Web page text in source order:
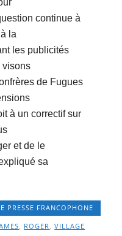
continue à
la
les publicités
visons
de Fugues
à un correctif sur
et de le
sa
PRESSE FRANCOPHONE
, ROGER,VILLAGE